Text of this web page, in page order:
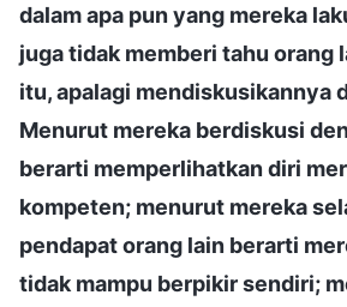
dalam apa pun yang mereka
juga tidak memberi tahu orang
itu, apalagi mendiskusikannya
Menurut mereka berdiskusi
berarti memperlihatkan diri
kompeten; menurut mereka
pendapat orang lain berarti
tidak mampu berpikir sendiri;